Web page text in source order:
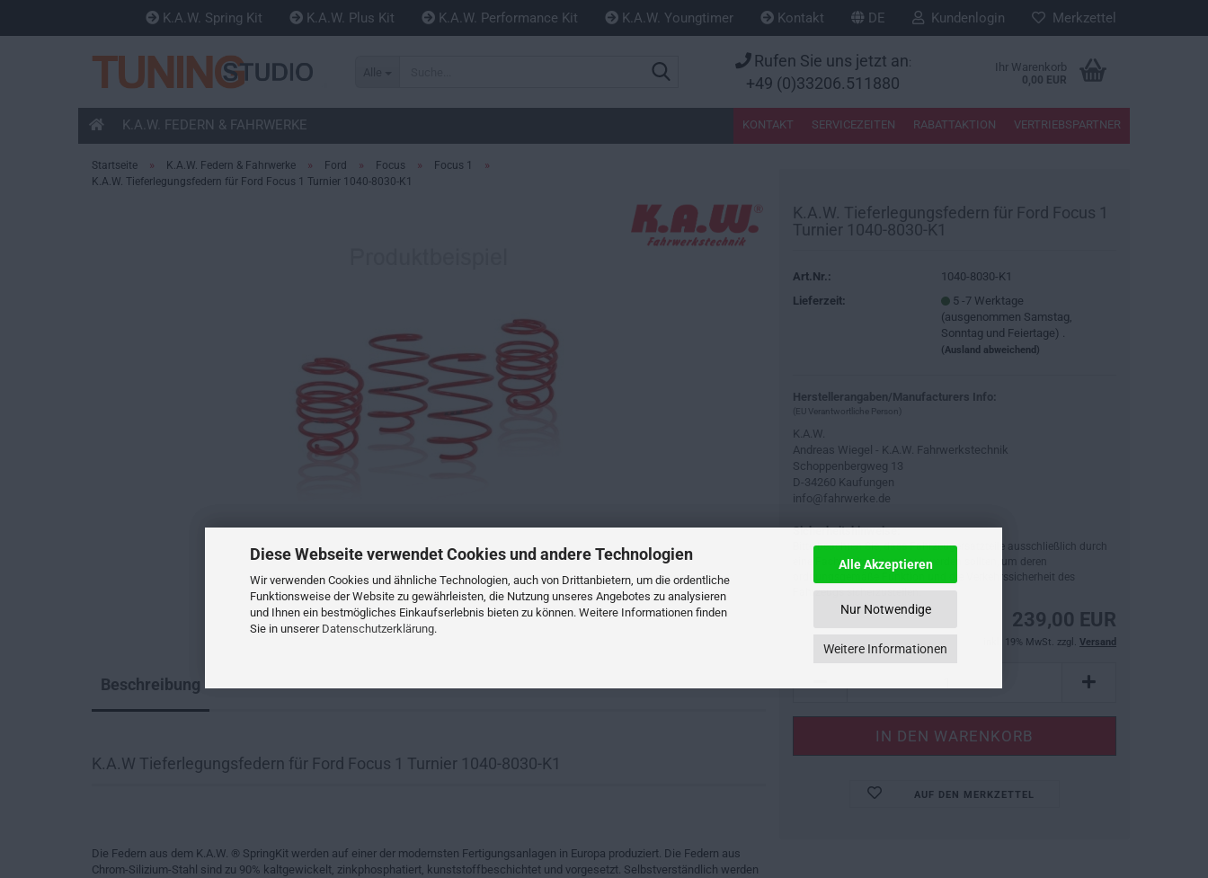
Diese Webseite verwendet Cookies und andere Technologien
Wir verwenden Cookies und ähnliche Technologien, auch von Drittanbietern, um die ordentliche
Funktionsweise der Website zu gewährleisten, die Nutzung unseres Angebotes zu analysieren
und Ihnen ein bestmögliches Einkaufserlebnis bieten zu können. Weitere Informationen finden
Sie in unserer Datenschutzerklärung.
Alle Akzeptieren
Nur Notwendige
Weitere Informationen
K.A.W. Spring Kit K.A.W. Plus Kit K.A.W. Performance Kit K.A.W. Youngtimer Kontakt DE Kundenlogin Merkzettel
Rufen Sie uns jetzt an:
+49 (0)33206.511880
Ihr Warenkorb
0,00 EUR
K.A.W. FEDERN & FAHRWERKE KONTAKT SERVICEZEITEN RABATTAKTION VERTRIEBSPARTNER
Startseite » K.A.W. Federn & Fahrwerke » Ford » Focus » Focus 1 »
K.A.W. Tieferlegungsfedern für Ford Focus 1 Turnier 1040-8030-K1
K.A.W. Tieferlegungsfedern für Ford Focus 1
Turnier 1040-8030-K1
Art.Nr.:
1040-8030-K1
Lieferzeit:
5 -7 Werktage
(ausgenommen Samstag,
Sonntag und Feiertage) .
(Ausland abweichend)
Herstellerangaben/Manufacturers Info:
(EU Verantwortliche Person)
K.A.W.
Andreas Wiegel - K.A.W. Fahrwerkstechnik
Schoppenbergweg 13
D-34260 Kaufungen
info@fahrwerke.de
Sicherheitshinweise:
Bitte beachten Sie, dass Fahrzeugersatzteile ausschließlich durch
eine Fachwerkstatt verbaut werden sollten, um deren
ordnungsgemäße Funktion und die Verkehrssicherheit des
239,00 EUR
inkl. 19% MwSt. zzgl. Versand
AUF DEN MERKZETTEL
Beschreibung
K.A.W Tieferlegungsfedern für Ford Focus 1 Turnier 1040-8030-K1
Die Federn aus dem K.A.W. ® SpringKit werden auf einer der modernsten Fertigungsanlagen in Europa produziert. Die Federn aus
Chrom-Silizium-Stahl sind zu 90% kaltgewickelt, zinkphosphatiert, kunststoffbeschichtet und vorgesetzt. Selbstverständlich werden